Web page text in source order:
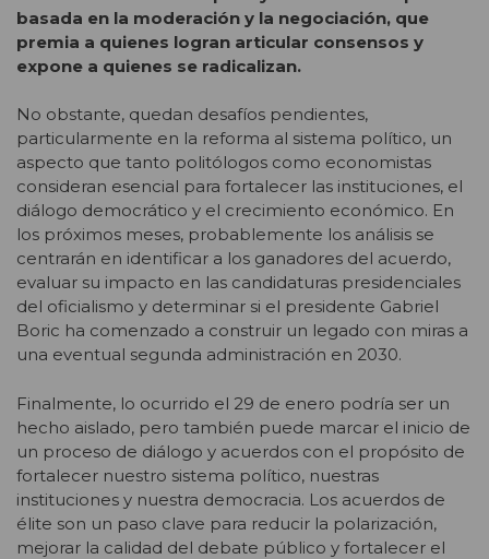
basada en la moderación y la negociación, que
premia a quienes logran articular consensos y
expone a quienes se radicalizan.
No obstante, quedan desafíos pendientes,
particularmente en la reforma al sistema político, un
aspecto que tanto politólogos como economistas
consideran esencial para fortalecer las instituciones, el
diálogo democrático y el crecimiento económico. En
los próximos meses, probablemente los análisis se
centrarán en identificar a los ganadores del acuerdo,
evaluar su impacto en las candidaturas presidenciales
del oficialismo y determinar si el presidente Gabriel
Boric ha comenzado a construir un legado con miras a
una eventual segunda administración en 2030.
Finalmente, lo ocurrido el 29 de enero podría ser un
hecho aislado, pero también puede marcar el inicio de
un proceso de diálogo y acuerdos con el propósito de
fortalecer nuestro sistema político, nuestras
instituciones y nuestra democracia. Los acuerdos de
élite son un paso clave para reducir la polarización,
mejorar la calidad del debate público y fortalecer el